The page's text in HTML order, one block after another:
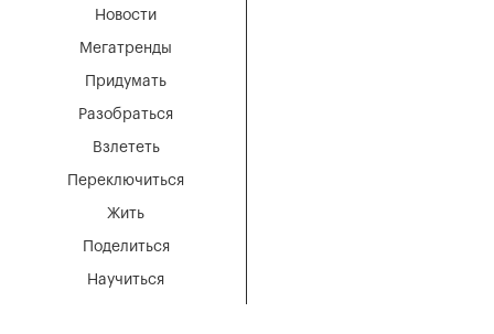
Мегатренды
Придумать
Разобраться
Взлететь
Новости
Переключиться
Жить
Поделиться
Научиться